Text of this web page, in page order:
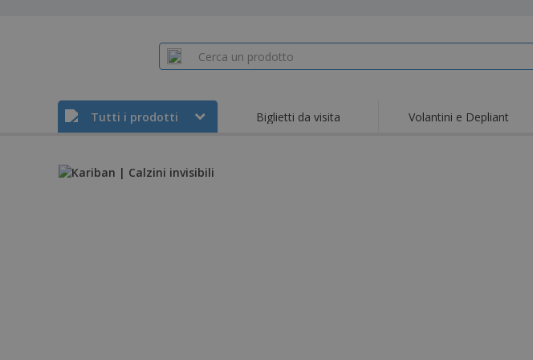
Tutti i prodotti Biglietti da visita Volantini e Depliant